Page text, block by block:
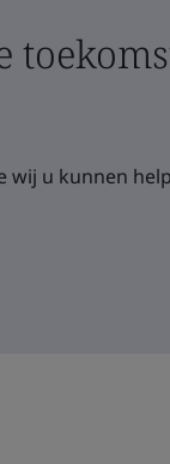
u kunnen